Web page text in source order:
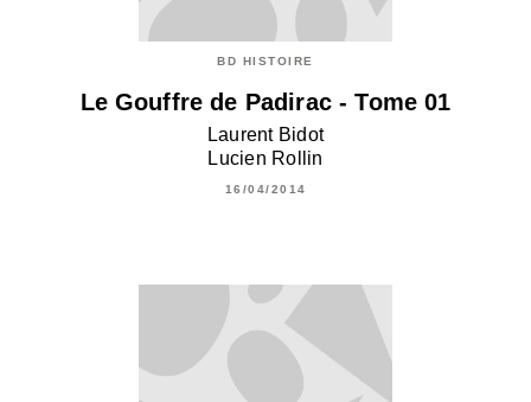
BD HISTOIRE
Le Gouffre de Padirac - Tome 01
Laurent Bidot
Lucien Rollin
16/04/2014